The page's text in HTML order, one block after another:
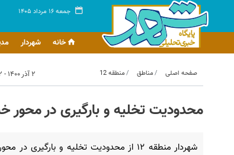
جمعه ۱۶ مرداد ۱۴۰۵
خانه شهردار
صفحه اصلی مناطق منطقه 12 ۲ آذر ۱۴۰۰ - ۱۸:۳۲
محدودیت تخلیه و بارگیری در محور
شهردار منطقه ۱۲ از محدودیت تخلیه و بارگیری در